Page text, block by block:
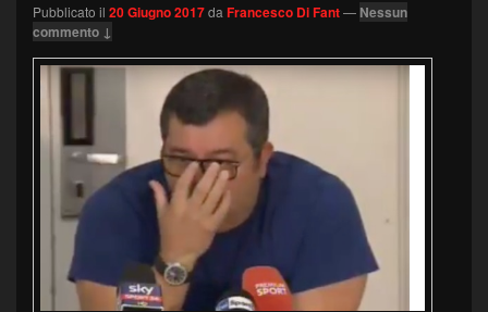
Pubblicato il 20 Giugno 2017da Francesco Di Fant— Nessun
commento ↓